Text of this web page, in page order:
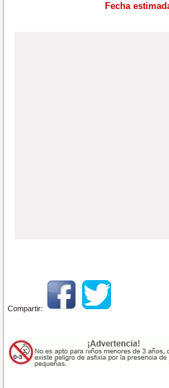
Fecha
Compartir: